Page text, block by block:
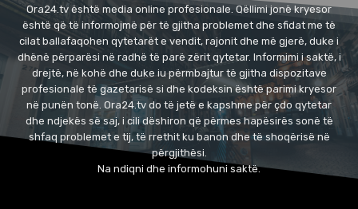
Ora24.tv është media online profesionale. Qëllimi jonë kryesor
është që të informojmë për të gjitha problemet dhe sfidat me të
cilat ballafaqohen qytetarët e vendit, rajonit dhe më gjerë, duke i
dhënë përparësi në radhë të parë zërit qytetar. Informimi i saktë, i
drejtë, në kohë dhe duke iu përmbajtur të gjitha dispozitave
profesionale të gazetarisë si dhe kodeksin është parimi kryesor
në punën tonë. Ora24.tv do të jetë e kapshme për çdo qytetar
dhe ndjekës së saj, i cili dëshiron që përmes hapësirës sonë të
shfaq problemet e tij, të rrethit ku banon dhe të shoqërisë në
përgjithësi.
Na ndiqni dhe informohuni saktë.